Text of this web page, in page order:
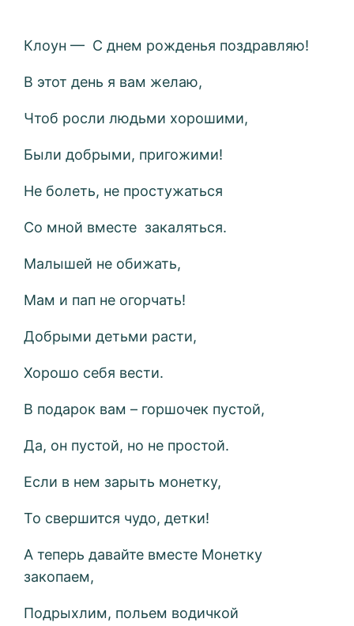
Клоун — С днем рожденья поздравляю!
В этот день я вам желаю,
Чтоб росли людьми хорошими,
Были добрыми, пригожими!
Не болеть, не простужаться
Со мной вместе закаляться.
Малышей не обижать,
Мам и пап не огорчать!
Добрыми детьми расти,
Хорошо себя вести.
В подарок вам – горшочек пустой,
Да, он пустой, но не простой.
Если в нем зарыть монетку,
То свершится чудо, детки!
А теперь давайте вместе Монетку
закопаем,
Подрыхлим, польем водичкой